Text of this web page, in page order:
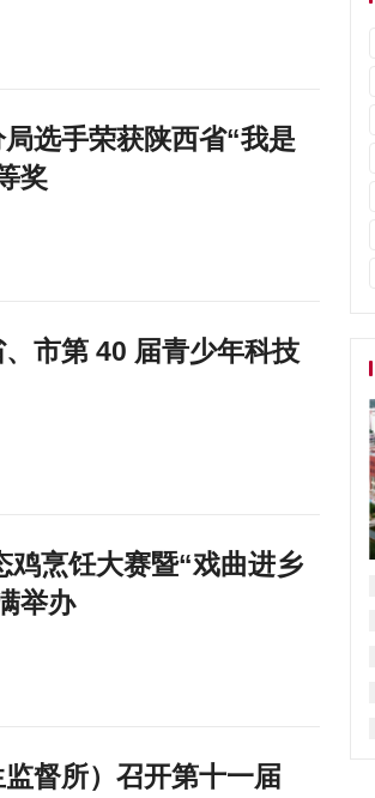
选手荣获陕西省“我是
奖
市第 40 届青少年科技
鸡烹饪大赛暨“戏曲进乡
举办
督所）召开第十一届